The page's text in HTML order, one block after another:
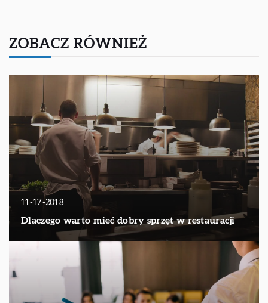
ZOBACZ RÓWNIEŻ
11-17-2018
Dlaczego warto mieć dobry sprzęt w restauracji